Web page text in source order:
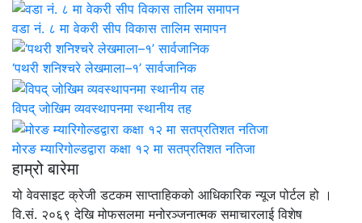
वडा नं. ८ मा वेकरी सीप विकास तालिम समापन
‘पथरी शनिश्चरे लेखमाला–१’ सार्वजानिक
विपद् जोखिम व्यवस्थापनमा स्थानीय तह
मोरङ म्यारिगोल्डद्वारा कक्षा १२ मा सतप्रतिशत नतिजा
हाम्रो बारेमा
यो वेवसाइट क्रेजी डटकम साप्ताहिकको आधिकारिक न्यूज पोर्टल हो ।
वि.सं. २०६९ देखि मोफसलमा मनोरञ्जनात्मक समाचारलाई विशेष